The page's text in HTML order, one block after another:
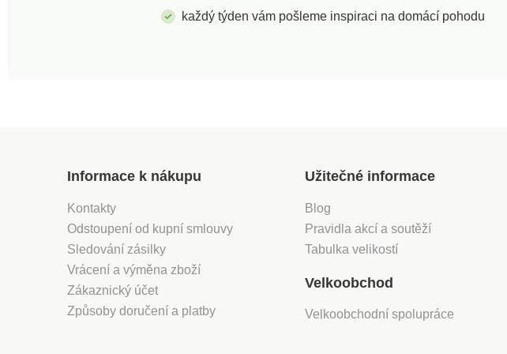
každý týden vám pošleme inspiraci na domácí pohodu
Informace k nákupu
Kontakty
Odstoupení od kupní smlouvy
Sledování zásilky
Vrácení a výměna zboží
Zákaznický účet
Způsoby doručení a platby
Užitečné informace
Blog
Pravidla akcí a soutěží
Tabulka velikostí
Velkoobchod
Velkoobchodní spolupráce